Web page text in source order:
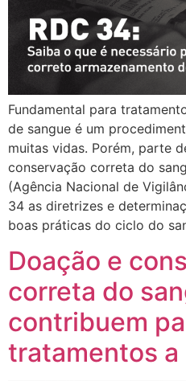
Fundamental para
de sangue é um
muitas vidas. Porém, parte
conservação correta do
(Agência Nacional de
34 as diretrizes e
boas práticas do ciclo do
Doação e
correta do
contribuem
tratamentos